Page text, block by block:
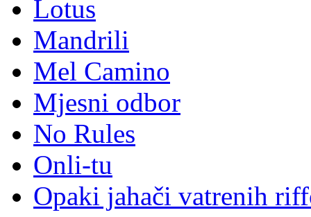
Lotus
Mandrili
Mel Camino
Mjesni odbor
No Rules
Onli-tu
Opaki jahači vatrenih